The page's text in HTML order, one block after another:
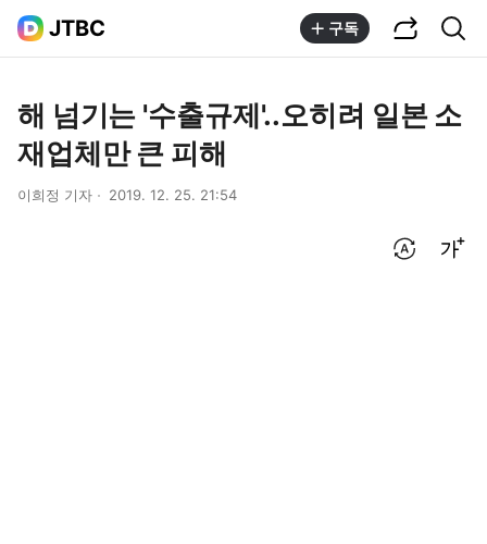
JTBC 구독
해 넘기는 '수출규제'..오히려 일본 소
재업체만 큰 피해
이희정 기자 2019. 12. 25. 21:54